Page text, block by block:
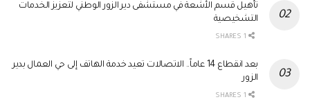
تأهيل قسم الأشعة في مستشفى دير الزور الوطني لتعزيز الخدمات
التشخيصية
بعد انقطاع 14 عاماً.. الاتصالات تعيد خدمة الهاتف إلى حي العمال بدير
الزور